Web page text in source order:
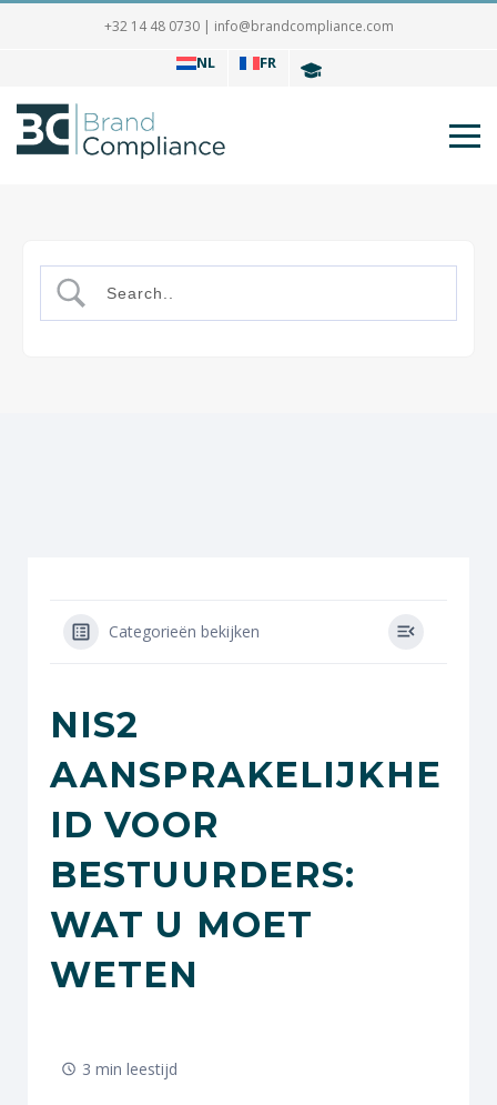
+32 14 48 0730 | info@brandcompliance.com
NL FR
Categorieën bekijken
NIS2
AANSPRAKELIJKHE
ID VOOR
BESTUURDERS:
WAT U MOET
WETEN
3 min leestijd